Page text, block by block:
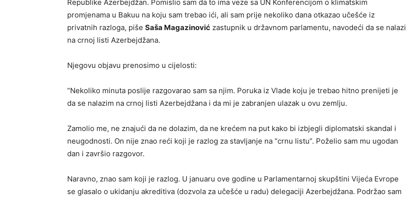
Republike Azerbejdžan. Pomislio sam da to ima veze sa UN Konferencijom o klimatskim
promjenama u Bakuu na koju sam trebao ići, ali sam prije nekoliko dana otkazao učešće iz
privatnih razloga, piše Saša Magazinović zastupnik u državnom parlamentu, navodeći da se nalazi
na crnoj listi Azerbejdžana.
Njegovu objavu prenosimo u cijelosti:
“Nekoliko minuta poslije razgovarao sam sa njim. Poruka iz Vlade koju je trebao hitno prenijeti je
da se nalazim na crnoj listi Azerbejdžana i da mi je zabranjen ulazak u ovu zemlju.
Zamolio me, ne znajući da ne dolazim, da ne krećem na put kako bi izbjegli diplomatski skandal i
neugodnosti. On nije znao reći koji je razlog za stavljanje na “crnu listu”. Poželio sam mu ugodan
dan i završio razgovor.
Naravno, znao sam koji je razlog. U januaru ove godine u Parlamentarnoj skupštini Vijeća Evrope
se glasalo o ukidanju akreditiva (dozvola za učešće u radu) delegaciji Azerbejdžana. Podržao sam